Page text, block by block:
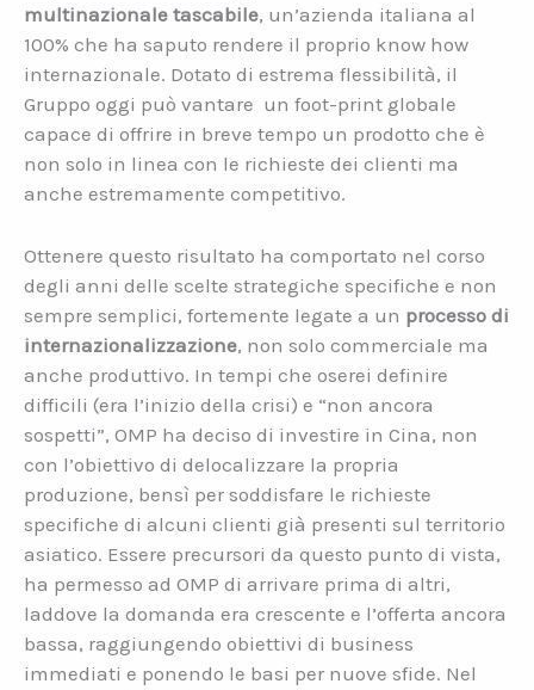
multinazionale tascabile, un’azienda italiana al
100% che ha saputo rendere il proprio know how
internazionale. Dotato di estrema flessibilità, il
Gruppo oggi può vantare un foot-print globale
capace di offrire in breve tempo un prodotto che è
non solo in linea con le richieste dei clienti ma
anche estremamente competitivo.
Ottenere questo risultato ha comportato nel corso
degli anni delle scelte strategiche specifiche e non
sempre semplici, fortemente legate a un processo di
internazionalizzazione, non solo commerciale ma
anche produttivo. In tempi che oserei definire
difficili (era l’inizio della crisi) e “non ancora
sospetti”, OMP ha deciso di investire in Cina, non
con l’obiettivo di delocalizzare la propria
produzione, bensì per soddisfare le richieste
specifiche di alcuni clienti già presenti sul territorio
asiatico. Essere precursori da questo punto di vista,
ha permesso ad OMP di arrivare prima di altri,
laddove la domanda era crescente e l’offerta ancora
bassa, raggiungendo obiettivi di business
immediati e ponendo le basi per nuove sfide. Nel